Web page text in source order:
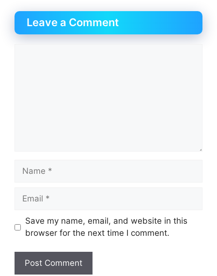
Leave a Comment
Name
Email
Website
Save my name, email, and website in this
browser for the next time I comment.